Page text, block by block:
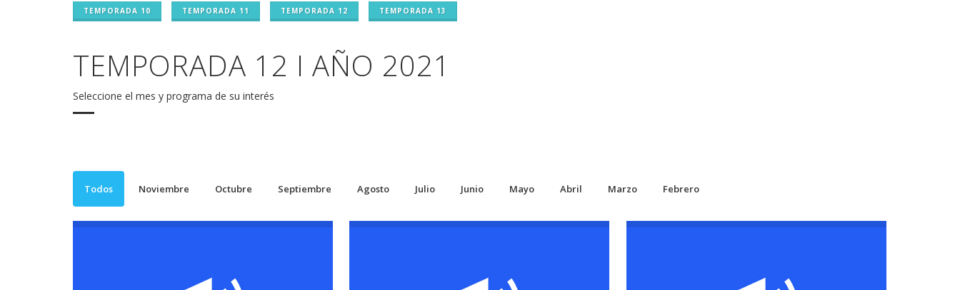
TEMPORADA 10 TEMPORADA 11 TEMPORADA 12 TEMPORADA 13
TEMPORADA 12 I AÑO 2021
Seleccione el mes y programa de su interés
Todos Noviembre Octubre Septiembre Agosto Julio Junio Mayo Abril Marzo Febrero